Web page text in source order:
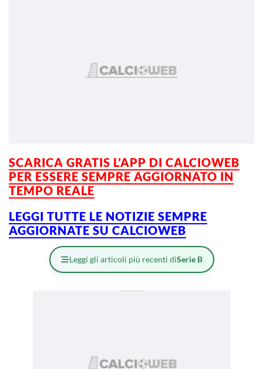
SCARICA GRATIS L’APP DI CALCIOWEB
PER ESSERE SEMPRE AGGIORNATO IN
TEMPO REALE
LEGGI TUTTE LE NOTIZIE SEMPRE
AGGIORNATE SU CALCIOWEB
Leggi gli articoli più recenti diSerie B